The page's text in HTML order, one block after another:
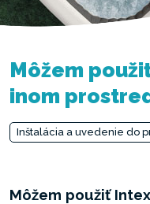
Môžem
inom
Inštalácia a uvedenie do
Môžem použiť